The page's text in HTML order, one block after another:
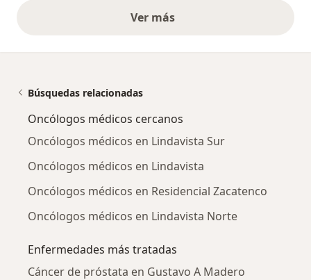
Ver másopiniones anteriores
Búsquedas relacionadas
Oncólogos médicos cercanos
Oncólogos médicos en Lindavista Sur
Oncólogos médicos en Lindavista
Oncólogos médicos en Residencial Zacatenco
Oncólogos médicos en Lindavista Norte
Enfermedades más tratadas
Cáncer de próstata en Gustavo A Madero